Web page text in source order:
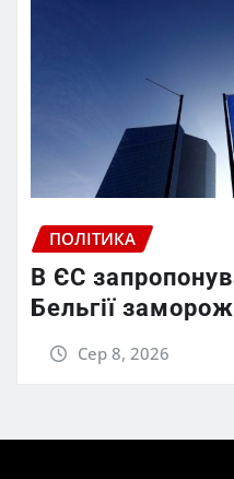
ПОЛІТИКА
В ЄС
Бельгії
Сер 8, 2026